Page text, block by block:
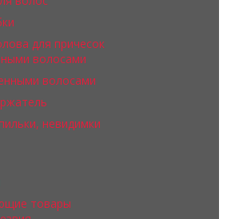
для причесок
волосами
волосами
невидимки
товары